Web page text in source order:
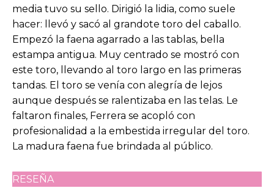
media tuvo su sello. Dirigió la lidia, como suele
hacer: llevó y sacó al grandote toro del caballo.
Empezó la faena agarrado a las tablas, bella
estampa antigua. Muy centrado se mostró con
este toro, llevando al toro largo en las primeras
tandas. El toro se venía con alegría de lejos
aunque después se ralentizaba en las telas. Le
faltaron finales, Ferrera se acopló con
profesionalidad a la embestida irregular del toro.
La madura faena fue brindada al público.
RESEÑA